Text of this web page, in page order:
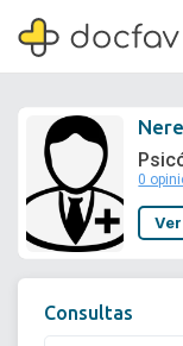
0
Consultas